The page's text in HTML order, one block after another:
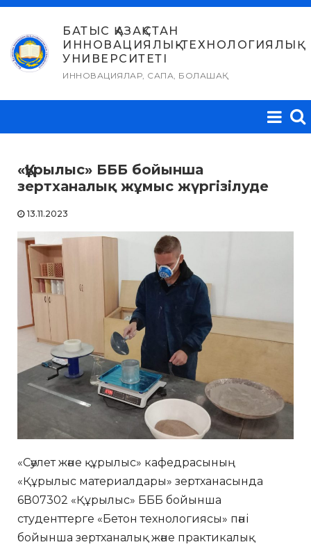
Skip
content
БАТЫС ҚАЗАҚСТАН
ИННОВАЦИЯЛЫҚ-ТЕХНОЛОГИЯЛЫҚ
УНИВЕРСИТЕТІ
ИННОВАЦИЯЛАР, САПА, БОЛАШАҚ
«Құрылыс» БББ бойынша
зертханалық жұмыс жүргізілуде
13.11.2023
«Сәулет және құрылыс» кафедрасының
«Құрылыс материалдары» зертханасында
6В07302 «Құрылыс» БББ бойынша
студенттерге «Бетон технологиясы» пәні
бойынша зертханалық және практикалық